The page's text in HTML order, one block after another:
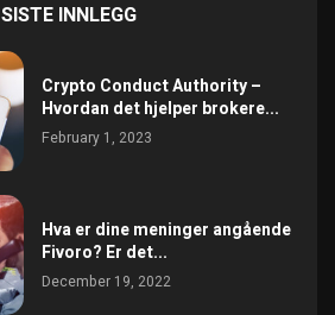
SISTE INNLEGG
Crypto Conduct Authority –
Hvordan det hjelper brokere...
February 1, 2023
Hva er dine meninger angående
Fivoro? Er det...
December 19, 2022